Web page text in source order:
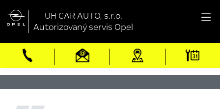

UH CAR AUTO, s.r.o.
Autorizovaný servis Opel